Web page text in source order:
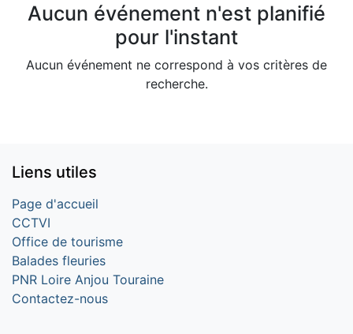
Aucun événement n'est planifié
pour l'instant
Aucun événement ne correspond à vos critères de
recherche.
Liens utiles
Page d'accueil
CCTVI
Office de tourisme
Balades fleuries
PNR Loire Anjou Touraine
Contactez-nous